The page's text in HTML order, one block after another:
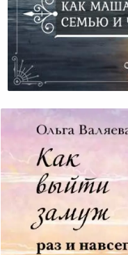
Как Маша